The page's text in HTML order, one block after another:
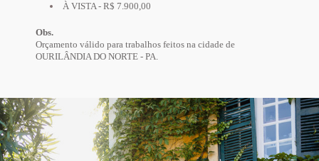
À VISTA - R$ 7.900,00
Obs.
Orçamento válido para trabalhos feitos na cidade de
OURILÂNDIA DO NORTE - PA.